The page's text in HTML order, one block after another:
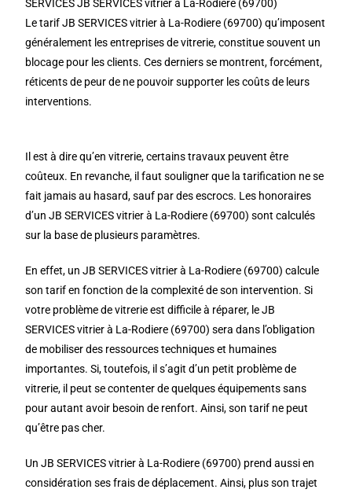
SERVICES JB SERVICES vitrier à La-Rodiere (69700)
Le tarif JB SERVICES vitrier à La-Rodiere (69700) qu’imposent
généralement les entreprises de vitrerie, constitue souvent un
blocage pour les clients. Ces derniers se montrent, forcément,
réticents de peur de ne pouvoir supporter les coûts de leurs
interventions.
Il est à dire qu’en vitrerie, certains travaux peuvent être
coûteux. En revanche, il faut souligner que la tarification ne se
fait jamais au hasard, sauf par des escrocs. Les honoraires
d’un JB SERVICES vitrier à La-Rodiere (69700) sont calculés
sur la base de plusieurs paramètres.
En effet, un JB SERVICES vitrier à La-Rodiere (69700) calcule
son tarif en fonction de la complexité de son intervention. Si
votre problème de vitrerie est difficile à réparer, le JB
SERVICES vitrier à La-Rodiere (69700) sera dans l’obligation
de mobiliser des ressources techniques et humaines
importantes. Si, toutefois, il s’agit d’un petit problème de
vitrerie, il peut se contenter de quelques équipements sans
pour autant avoir besoin de renfort. Ainsi, son tarif ne peut
qu’être pas cher.
Un JB SERVICES vitrier à La-Rodiere (69700) prend aussi en
considération ses frais de déplacement. Ainsi, plus son trajet